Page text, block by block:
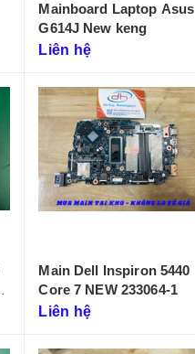
Mainboard Laptop Asus
G614J New keng
Liên hệ
Main Dell Inspiron 5440
Core 7 NEW 233064-1
Liên hệ